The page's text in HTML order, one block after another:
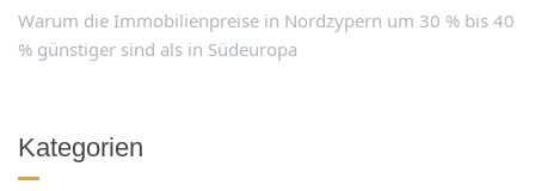
Warum die Immobilienpreise in Nordzypern um 30 % bis 40
% günstiger sind als in Südeuropa
Kategorien